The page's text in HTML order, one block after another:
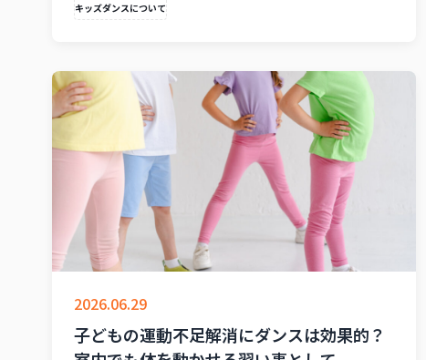
キッズダンスについて
2026.06.29
子どもの運動不足解消にダンスは効果的？